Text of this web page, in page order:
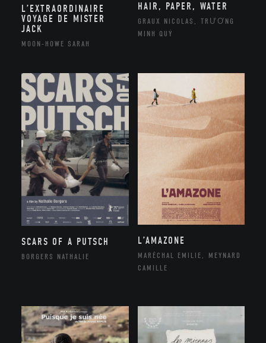
L’EXTRAORDINAIRE
VOYAGE DE MISTER
JACK
MOON-HOWE SARAH
HAIR, PAPER, WATER
GRAUX NICOLAS, TRƯƠNG
MINH QUÝ
SCARS OF A PUTSCH
BORGERS NATHALIE
L’AMAZONE
MARÉCHAL EMILIE, MEYNARD
CAMILLE